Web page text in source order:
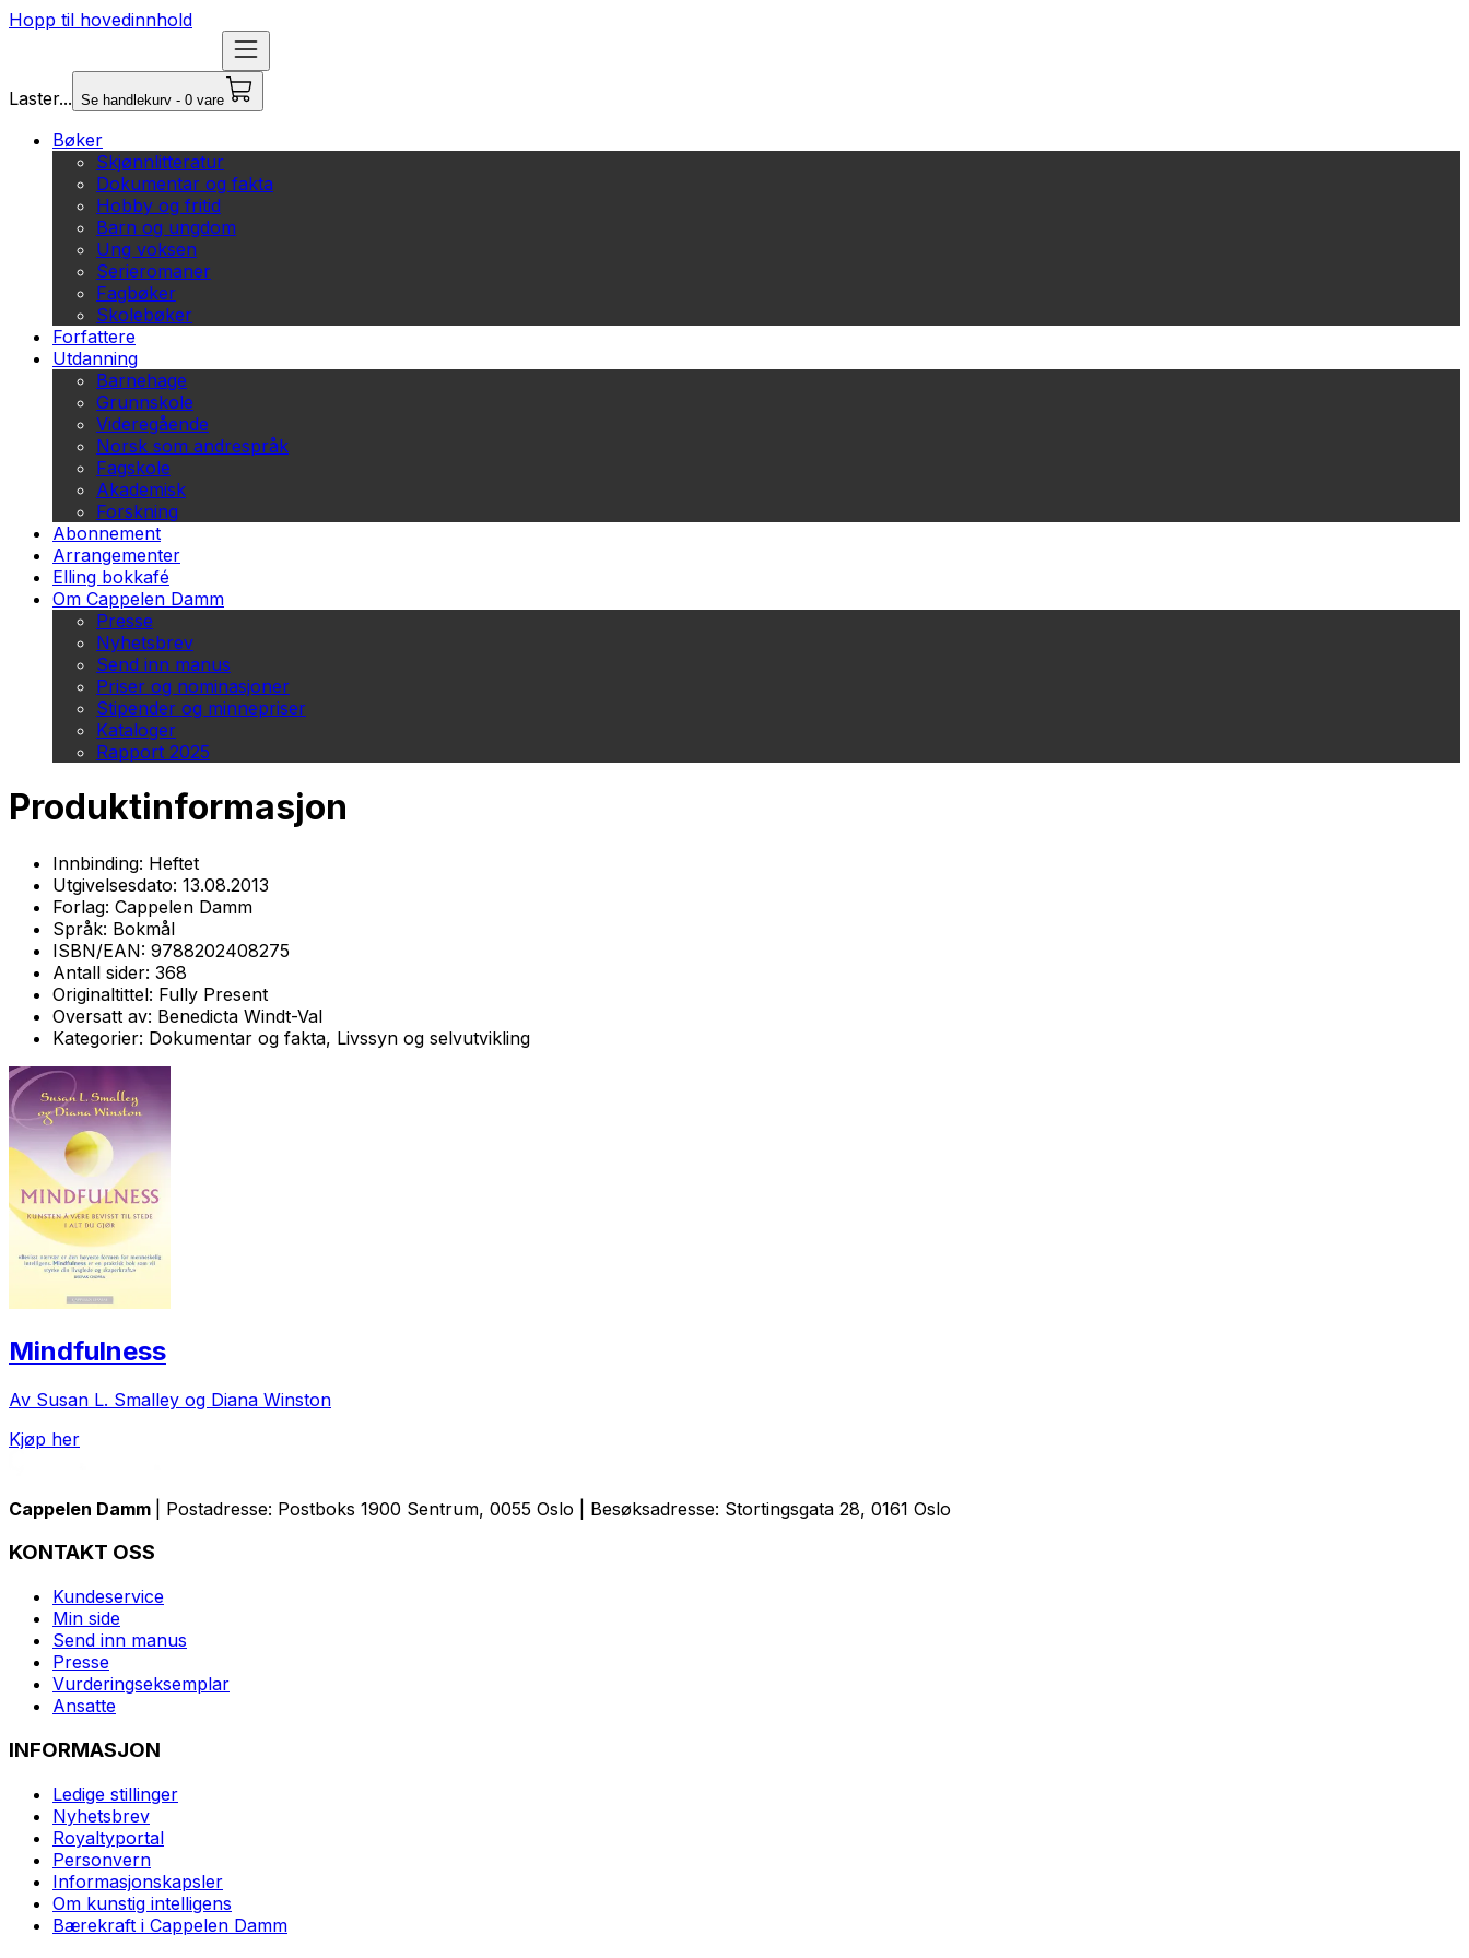
Hopp til hovedinnhold
Laster... Se handlekurv - 0 vare
Bøker
Skjønnlitteratur
Dokumentar og fakta
Hobby og fritid
Barn og ungdom
Ung voksen
Serieromaner
Fagbøker
Skolebøker
Forfattere
Utdanning
Barnehage
Grunnskole
Videregående
Norsk som andrespråk
Fagskole
Akademisk
Forskning
Abonnement
Arrangementer
Elling bokkafé
Om Cappelen Damm
Presse
Nyhetsbrev
Send inn manus
Priser og nominasjoner
Stipender og minnepriser
Kataloger
Rapport 2025
Produktinformasjon
Innbinding: Heftet
Utgivelsesdato: 13.08.2013
Forlag: Cappelen Damm
Språk: Bokmål
ISBN/EAN: 9788202408275
Antall sider: 368
Originaltittel: Fully Present
Oversatt av: Benedicta Windt-Val
Kategorier: Dokumentar og fakta, Livssyn og selvutvikling
Mindfulness
Av Susan L. Smalley og Diana Winston
Kjøp her
Cappelen Damm | Postadresse: Postboks 1900 Sentrum, 0055 Oslo | Besøksadresse: Stortingsgata 28, 0161 Oslo
KONTAKT OSS
Kundeservice
Min side
Send inn manus
Presse
Vurderingseksemplar
Ansatte
INFORMASJON
Ledige stillinger
Nyhetsbrev
Royaltyportal
Personvern
Informasjonskapsler
Om kunstig intelligens
Bærekraft i Cappelen Damm